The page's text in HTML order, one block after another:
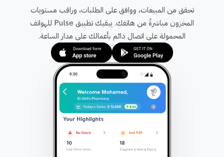
تحقق من المبيعات، ووافق على الطلبات، وراقب مستويات
المخزون مباشرةً من هاتفك. يبقيك تطبيق Pulse للهواتف
المحمولة على اتصال دائم بأعمالك على مدار الساعة.